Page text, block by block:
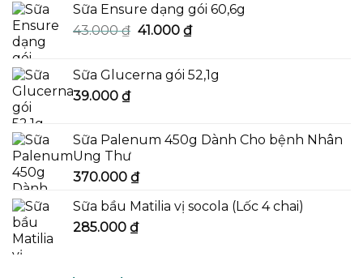
Sữa Ensure dạng gói 60,6g
43.000₫ Giá
43.000 ₫.
41.000 ₫Giá
là:
Sữa Glucerna gói 52,1g
39.000 ₫
Sữa Palenum 450g Dành Cho bệnh Nhân
Ung Thư
370.000 ₫
Sữa bầu Matilia vị socola (Lốc 4 chai)
285.000 ₫